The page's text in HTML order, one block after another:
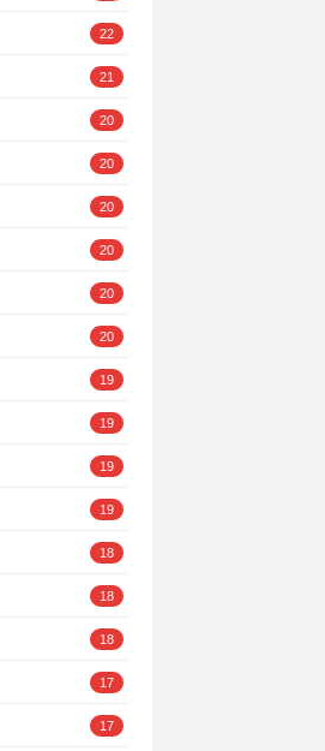
22
21
20
20
20
20
20
20
19
19
19
19
18
18
18
17
17